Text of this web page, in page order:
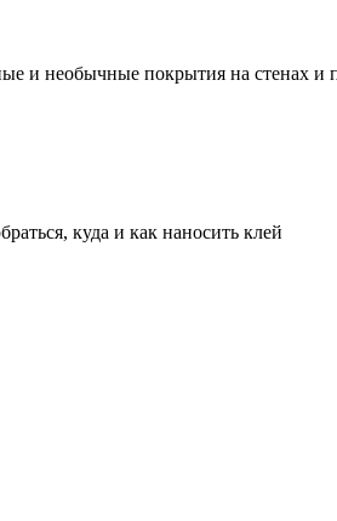
и необычные покрытия на стенах и
куда и как наносить клей